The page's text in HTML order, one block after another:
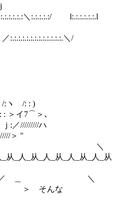
＼:.:.:.:.:/ l:.:.:.:.:.:.l
＼/
: )
＞､
ハ
''
＼
从_人_从_人_从_人_从_人_从
＿ ＼
そんな